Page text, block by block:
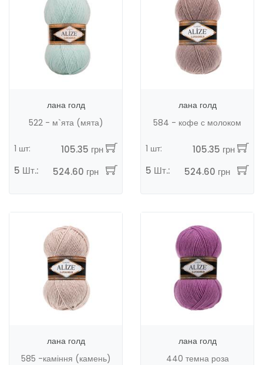
лана голд
522 - м`ята (мята)
1 шт:
105.35 грн
5 Шт.:
524.60 грн
лана голд
584 - кофе с молоком
1 шт:
105.35 грн
5 Шт.:
524.60 грн
лана голд
585 -каміння (камень)
лана голд
440 темна роза